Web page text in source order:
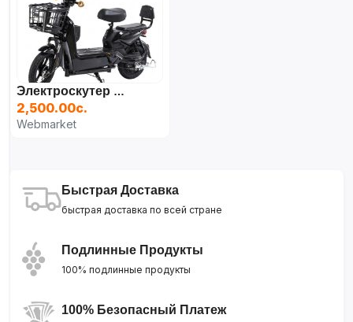
Электроскутер Dream 350W (чёрный) (Copy)
2,500.00с.
Webmarket
Быстрая Доставка
быстрая доставка по всей стране
Подлинные Продукты
100% подлинные продукты
100% Безопасный Платеж